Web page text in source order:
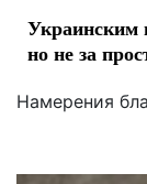
Украинским
но не за
Намерения